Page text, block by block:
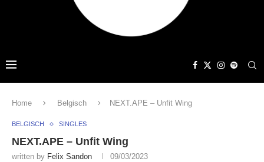
Home Belgisch NEXT.APE – Unfit Wing
BELGISCH SINGLES
NEXT.APE – Unfit Wing
written by Felix Sandon 09/03/2023